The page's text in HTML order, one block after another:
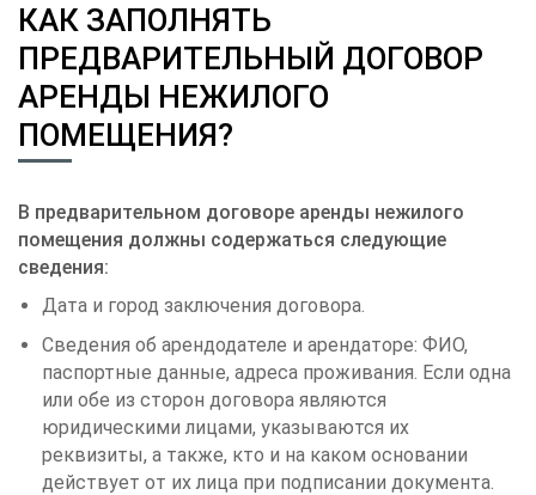
КАК ЗАПОЛНЯТЬ
ПРЕДВАРИТЕЛЬНЫЙ ДОГОВОР
АРЕНДЫ НЕЖИЛОГО
ПОМЕЩЕНИЯ?
В предварительном договоре аренды нежилого
помещения должны содержаться следующие
сведения:
Дата и город заключения договора.
Сведения об арендодателе и арендаторе: ФИО,
паспортные данные, адреса проживания. Если одна
или обе из сторон договора являются
юридическими лицами, указываются их
реквизиты, а также, кто и на каком основании
действует от их лица при подписании документа.